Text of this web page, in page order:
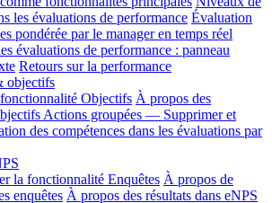
les évaluations de performance Évaluation
pondérée par le manager en temps réel
évaluations de performance : panneau
Retours sur la performance
objectifs
Objectifs À propos des
Actions groupées — Supprimer et
des compétences dans les évaluations par
la fonctionnalité Enquêtes À propos de
enquêtes À propos des résultats dans eNPS